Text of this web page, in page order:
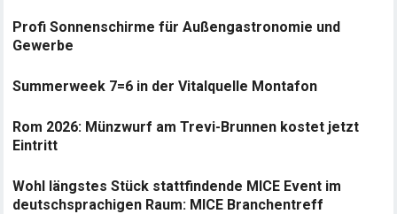
Profi Sonnenschirme für Außengastronomie und
Gewerbe
Summerweek 7=6 in der Vitalquelle Montafon
Rom 2026: Münzwurf am Trevi-Brunnen kostet jetzt
Eintritt
Wohl längstes Stück stattfindende MICE Event im
deutschsprachigen Raum: MICE Branchentreff